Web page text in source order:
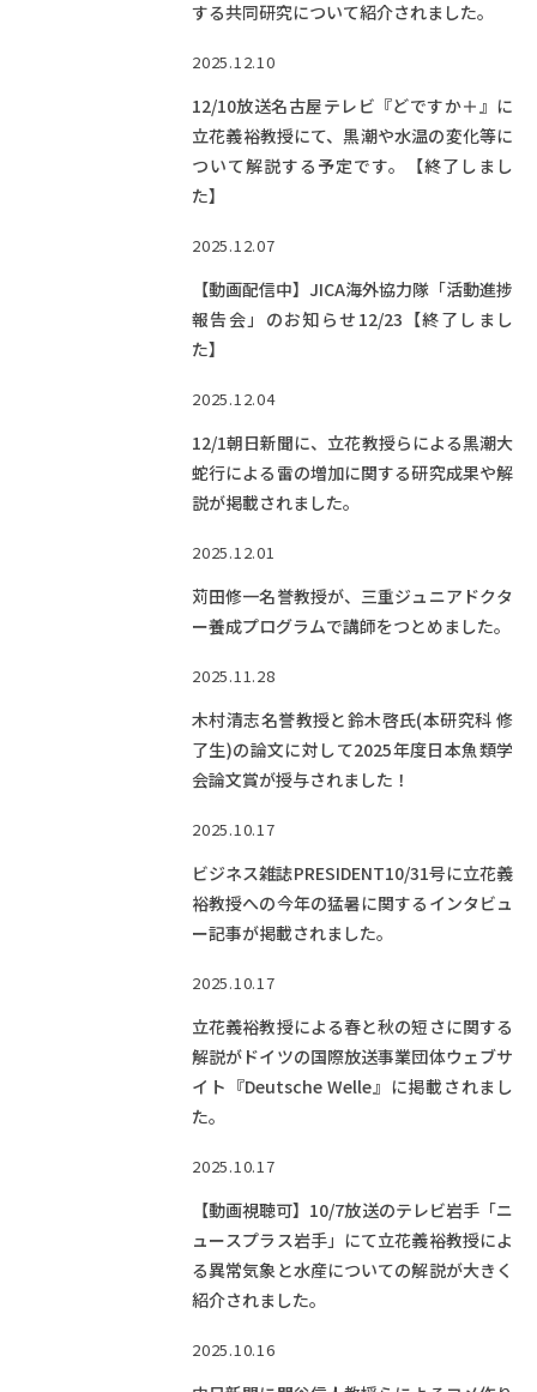
する共同研究について紹介されました。
2025.12.10
12/10放送名古屋テレビ『どですか＋』に
立花義裕教授にて、黒潮や水温の変化等に
ついて解説する予定です。【終了しまし
た】
2025.12.07
【動画配信中】JICA海外協力隊「活動進捗
報告会」のお知らせ12/23【終了しまし
た】
2025.12.04
12/1朝日新聞に、立花教授らによる黒潮大
蛇行による雷の増加に関する研究成果や解
説が掲載されました。
2025.12.01
苅田修一名誉教授が、三重ジュニアドクタ
ー養成プログラムで講師をつとめました。
2025.11.28
木村清志名誉教授と鈴木啓氏(本研究科 修
了生)の論文に対して2025年度日本魚類学
会論文賞が授与されました！
2025.10.17
ビジネス雑誌PRESIDENT10/31号に立花義
裕教授への今年の猛暑に関するインタビュ
ー記事が掲載されました。
2025.10.17
立花義裕教授による春と秋の短さに関する
解説がドイツの国際放送事業団体ウェブサ
イト『Deutsche Welle』に掲載されまし
た。
2025.10.17
【動画視聴可】10/7放送のテレビ岩手「ニ
ュースプラス岩手」にて立花義裕教授によ
る異常気象と水産についての解説が大きく
紹介されました。
2025.10.16